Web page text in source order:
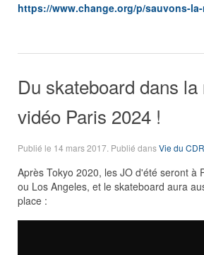
https://www.change.org/p/sauvons-
Du skateboard dans la
vidéo Paris 2024 !
Publié le 14 mars 2017 . Publié dansVie du
Après Tokyo 2020, les JO d'été seront à
ou Los Angeles, et le skateboard aura
place :